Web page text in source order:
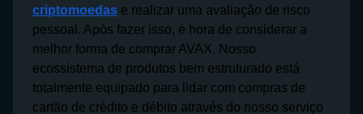
criptomoedas e realizar uma avaliação de risco
pessoal. Após fazer isso, é hora de considerar a
melhor forma de comprar AVAX. Nosso
ecossistema de produtos bem estruturado está
totalmente equipado para lidar com compras de
cartão de crédito e débito através do nosso serviço